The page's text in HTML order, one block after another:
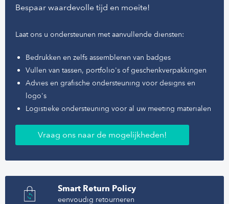
Bespaar waardevolle tijd en moeite!
Laat ons u ondersteunen met aanvullende diensten:
Bedrukken en zelfs assembleren van badges
Vullen van tassen, portfolio's of geschenkverpakkingen
Advies en grafische ondersteuning voor designs en
logo's
Logistieke ondersteuning voor al uw meeting materialen
Vraag ons naar de mogelijkheden!
Smart Return Policy
eenvoudig retourneren